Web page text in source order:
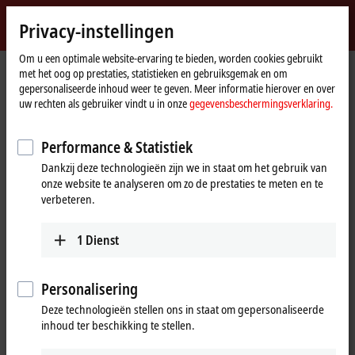
Beckhoff
-
New
Automation
Technology
startpaginaBedrijf Wereldwijde aanwezigheid Chile Elecdrive S.A.
Elecdrive S.A., Chile
Adres en contact
Avenida Americo Vespucio
Chile
+56 2 2622 0167
elecdrive@elecdrive.cl
Privacy-instellingen
Om u een optimale website-ervaring te bieden, worden cookies gebruikt
met het oog op prestaties, statistieken en gebruiksgemak en om
gepersonaliseerde inhoud weer te geven. Meer informatie hierover en over
uw rechten als gebruiker vindt u in onzegegevensbeschermingsverklaring.
Performance & Statistiek
Dankzij deze technologieën zijn we in staat om het gebruik van
onze website te analyseren om zo de prestaties te meten en te
verbeteren.
1 Dienst
Personalisering
Deze technologieën stellen ons in staat om gepersonaliseerde
inhoud ter beschikking te stellen.